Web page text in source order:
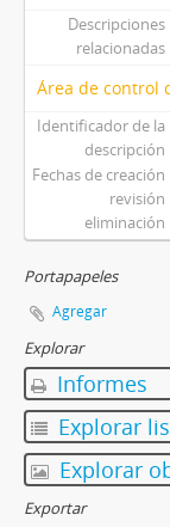
Descripciones
relacionadas
Área de control
Identificador de la
descripción
Fechas de creación
revisión
eliminación
Portapapeles
Agregar
Explorar
Informes
Explorar
Explorar
Exportar